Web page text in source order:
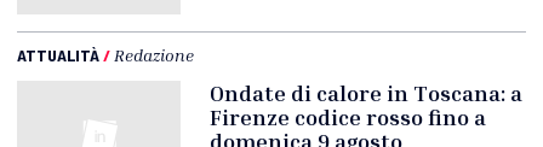
ATTUALITÀ/ Redazione
Ondate di calore in Toscana: a
Firenze codice rosso fino a
domenica 9 agosto